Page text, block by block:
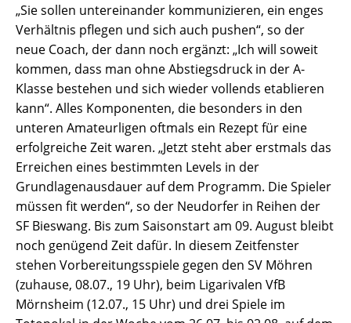
„Sie sollen untereinander kommunizieren, ein enges
Verhältnis pflegen und sich auch pushen“, so der
neue Coach, der dann noch ergänzt: „Ich will soweit
kommen, dass man ohne Abstiegsdruck in der A-
Klasse bestehen und sich wieder vollends etablieren
kann“. Alles Komponenten, die besonders in den
unteren Amateurligen oftmals ein Rezept für eine
erfolgreiche Zeit waren. „Jetzt steht aber erstmals das
Erreichen eines bestimmten Levels in der
Grundlagenausdauer auf dem Programm. Die Spieler
müssen fit werden“, so der Neudorfer in Reihen der
SF Bieswang. Bis zum Saisonstart am 09. August bleibt
noch genügend Zeit dafür. In diesem Zeitfenster
stehen Vorbereitungsspiele gegen den SV Möhren
(zuhause, 08.07., 19 Uhr), beim Ligarivalen VfB
Mörnsheim (12.07., 15 Uhr) und drei Spiele im